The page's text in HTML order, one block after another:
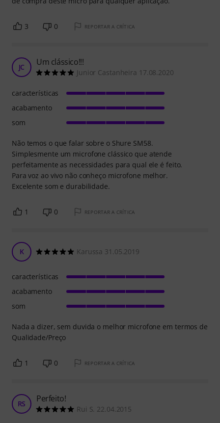
3 0 REPORTAR A CRÍTICA
JC Um clássico!!!
Junior Castanheira 17.08.2020
Não temos o que falar sobre o Shure SM58.
Simplesmente um microfone clássico que atende
perfeitamente as necessidades para qual ele é feito.
Para voz ao vivo não conheço microfone melhor.
Excelente som e durabilidade.
características
acabamento
som
1 0 REPORTAR A CRÍTICA
K Karussa 31.05.2019
Nada a dizer, sem duvida o melhor microfone em termos de
Qualidade/Preço
características
acabamento
som
1 0 REPORTAR A CRÍTICA
RS Perfeito!
Rui S. 22.04.2015